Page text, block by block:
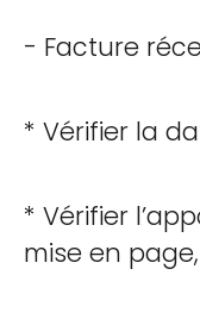
- Facture
* Vérifier la
* Vérifier
mise en